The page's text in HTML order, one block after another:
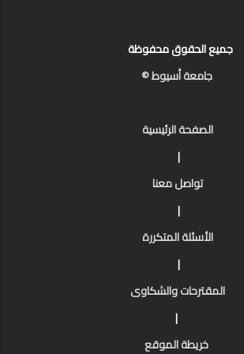
جميع الحقوق محفوظة
جامعة أسيوط ©
الصفحة الرئيسية
|
تواصل معنا
|
الأسئلة المتكررة
|
المقترحات والشكاوى
|
خريطة الموقع